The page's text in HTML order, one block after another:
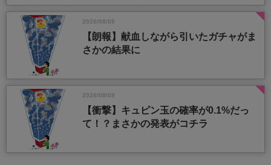
2026/08/09
【朗報】献血しながら引いたガチャがま
さかの結果に
2026/08/09
【衝撃】キュピン玉の確率が0.1%だっ
て！？まさかの発表がコチラ